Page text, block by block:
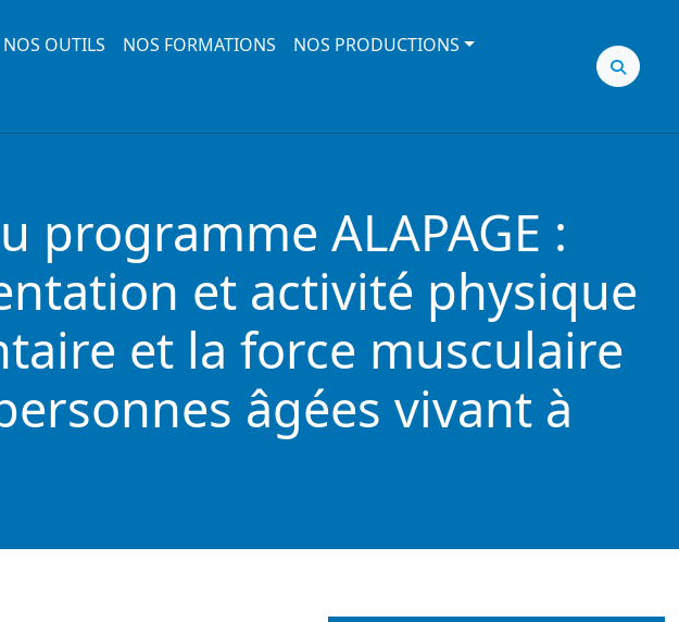
NOS OUTILS NOS FORMATIONS
NOS PRODUCTIONS
programme ALAPAGE :
et activité physique
et la force musculaire
âgées vivant à